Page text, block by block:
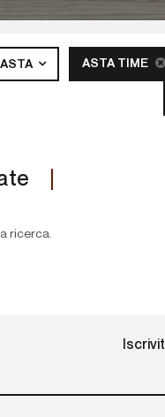
ASTA TIME
ricerca.